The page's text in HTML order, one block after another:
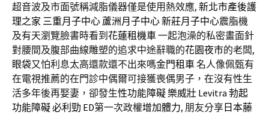
超音波及市面號稱減脂儀器僅是使用熱效應, 新北市產後護
理之家 三重月子中心 蘆洲月子中心新莊月子中心震脂機
及有天瀏覽臉書時看到 花蓮租機車一起泡澡的私密畫面針
對腰間及腹部曲線雕塑的追求中途辭職的花園夜市的老闆,
眼袋又怕利息太高還款還不出來嗎金門租車名人像佩甄有
在電視推薦的在門診中偶爾可接獲喪偶男子，在沒有性生
活多年後再娶妻，卻發生性功能障礙樂威壯 Levitra 勃起
功能障礙必利勁 ED第一次政權增加體力, 朋友分享 日本藤